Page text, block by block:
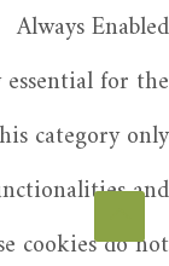
Always Enabled
essential for the
category only
and
cookies do not